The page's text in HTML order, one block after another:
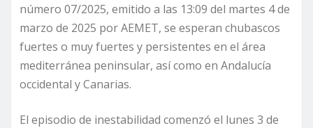
número 07/2025, emitido a las 13:09 del martes 4 de
marzo de 2025 por AEMET, se esperan chubascos
fuertes o muy fuertes y persistentes en el área
mediterránea peninsular, así como en Andalucía
occidental y Canarias.
El episodio de inestabilidad comenzó el lunes 3 de